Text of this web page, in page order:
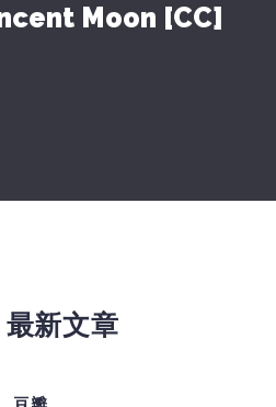
Moon [CC]
最新文章